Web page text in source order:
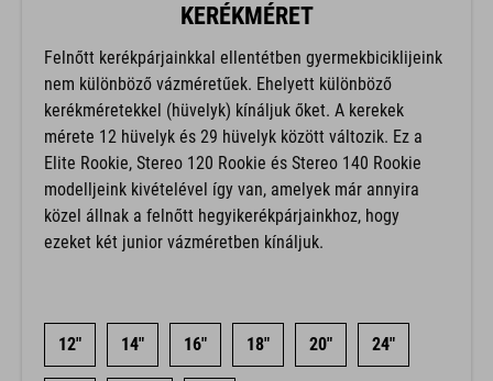
KERÉKMÉRET
Felnőtt kerékpárjainkkal ellentétben gyermekbiciklijeink
nem különböző vázméretűek. Ehelyett különböző
kerékméretekkel (hüvelyk) kínáljuk őket. A kerekek
mérete 12 hüvelyk és 29 hüvelyk között változik. Ez a
Elite Rookie, Stereo 120 Rookie és Stereo 140 Rookie
modelljeink kivételével így van, amelyek már annyira
közel állnak a felnőtt hegyikerékpárjainkhoz, hogy
ezeket két junior vázméretben kínáljuk.
12" 14" 16" 18" 20" 24"